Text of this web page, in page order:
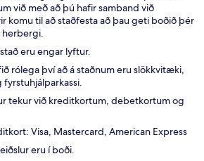
við með að þú hafir samband við
komu til að staðfesta að þau geti boðið þér
eru engar lyftur.
rólega því að á staðnum eru slökkvitæki,
fyrstuhjálparkassi.
tekur við kreditkortum, debetkortum og
Visa, Mastercard, American Express
eru í boði.